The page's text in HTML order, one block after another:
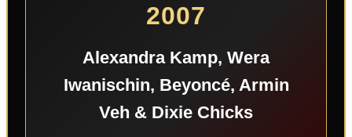
2007
Alexandra Kamp, Wera
Iwanischin, Beyoncé, Armin
Veh & Dixie Chicks